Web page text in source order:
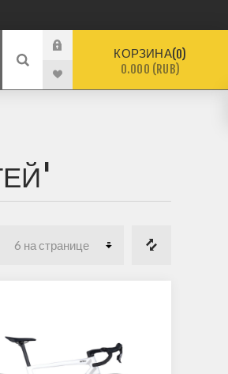
КОРЗИНА 0
0.000 (RUB)